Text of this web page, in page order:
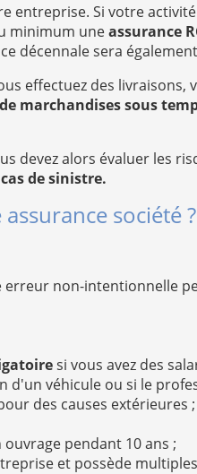
entreprise. Si votre
minimum uneassurance
décennale sera
effectuez des
marchandises sous
devez alors évaluer les
de sinistre.
société ?
erreur non-intentionnelle
si vous avez des
véhicule ou si le
des causes extérieures ;
pendant 10 ans ;
et possède